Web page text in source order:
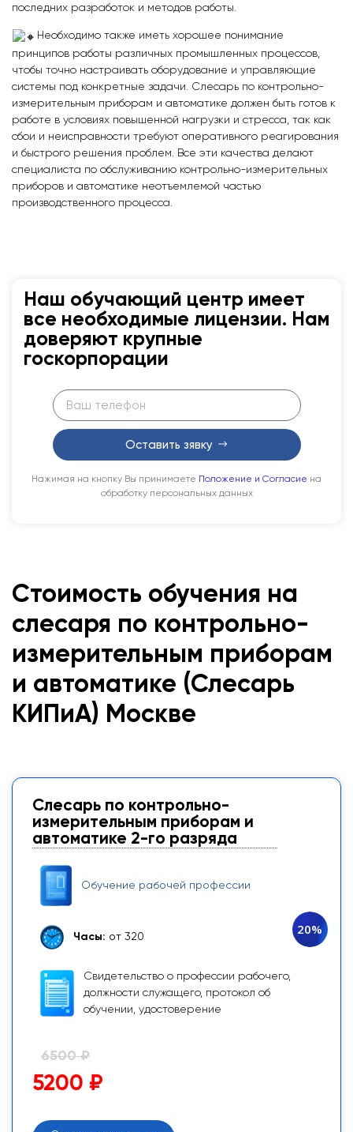
последних разработок и методов работы.
Необходимо также иметь хорошее понимание
принципов работы различных промышленных процессов,
чтобы точно настраивать оборудование и управляющие
системы под конкретные задачи. Слесарь по контрольно-
измерительным приборам и автоматике должен быть готов к
работе в условиях повышенной нагрузки и стресса, так как
сбои и неисправности требуют оперативного реагирования
и быстрого решения проблем. Все эти качества делают
специалиста по обслуживанию контрольно-измерительных
приборов и автоматике неотъемлемой частью
производственного процесса.
Наш обучающий центр имеет
все необходимые лицензии. Нам
доверяют крупные
госкорпорации
Оставить зявку
Нажимая на кнопку Вы принимаете Положение и Согласие на
обработку персональных данных
Стоимость обучения на
слесаря по контрольно-
измерительным приборам
и автоматике (Слесарь
КИПиА) Москве
Слесарь по контрольно-
измерительным приборам и
автоматике 2-го разряда
Обучение рабочей профессии
Часы: от 320
Свидетельство о профессии рабочего,
должности служащего, протокол об
обучении, удостоверение
20%
6500 ₽
5200 ₽